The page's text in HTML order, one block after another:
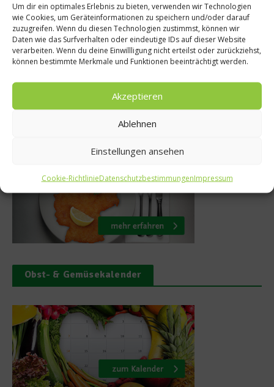
Um dir ein optimales Erlebnis zu bieten, verwenden wir Technologien
wie Cookies, um Geräteinformationen zu speichern und/oder darauf
zuzugreifen. Wenn du diesen Technologien zustimmst, können wir
Daten wie das Surfverhalten oder eindeutige IDs auf dieser Website
verarbeiten. Wenn du deine Einwillligung nicht erteilst oder zurückziehst,
können bestimmte Merkmale und Funktionen beeinträchtigt werden.
Akzeptieren
Ablehnen
Einstellungen ansehen
Cookie-RichtlinieDatenschutzbestimmungenImpressum
die Töpfe glänzen –
Stefan Marquards
Küchentipps
Was isst Deutschland
Obst- & Gemüsekalender